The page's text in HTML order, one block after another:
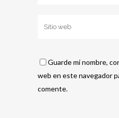
Guarde mi nombre,
web en este navegador
comente.